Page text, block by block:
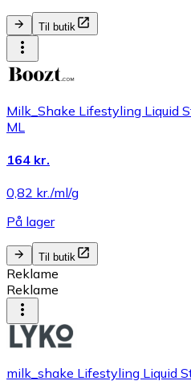
Til butik
Milk_Shake Lifestyling Liquid
ML
164 kr.
0,82 kr./ml/g
På lager
Til butik
Reklame
Reklame
milk_shake Lifestyling Liquid